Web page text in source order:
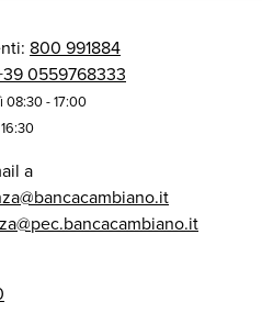
800 991884
0559768333
08:30 - 17:00
a